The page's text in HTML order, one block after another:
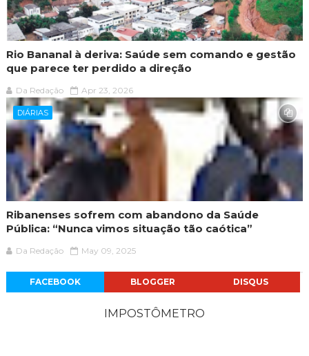
Rio Bananal à deriva: Saúde sem comando e gestão
que parece ter perdido a direção
Da Redação Apr 23, 2026
DIÁRIAS
Ribanenses sofrem com abandono da Saúde
Pública: “Nunca vimos situação tão caótica”
Da Redação May 09, 2025
FACEBOOK BLOGGER DISQUS
IMPOSTÔMETRO